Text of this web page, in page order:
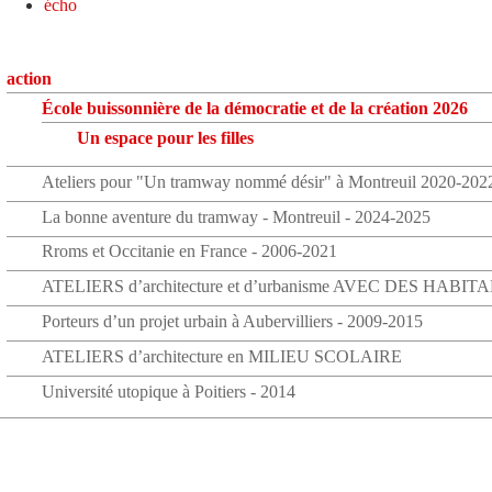
écho
action
École buissonnière de la démocratie et de la création 2026
Un espace pour les filles
Ateliers pour "Un tramway nommé désir" à Montreuil 2020-
La bonne aventure du tramway - Montreuil - 2024-2025
Rroms et Occitanie en France - 2006-2021
ATELIERS d’architecture et d’urbanisme AVEC DES
Porteurs d’un projet urbain à Aubervilliers - 2009-2015
ATELIERS d’architecture en MILIEU SCOLAIRE
Université utopique à Poitiers - 2014